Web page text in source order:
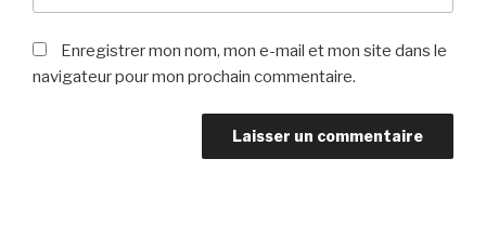
Enregistrer mon nom, mon e-mail et mon site dans le
navigateur pour mon prochain commentaire.